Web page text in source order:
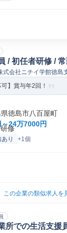
/ 初任者研修 /
式会社ニチイ学館徳島
可】賞与年2回！
徳島市八百屋町
24万7000円
修
り +1個
この企業の類似求人を
所での生活支援